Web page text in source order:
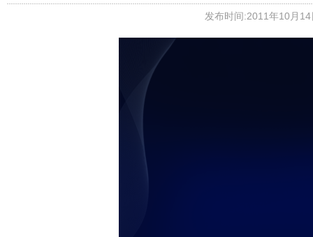
发布时间:2011年10月